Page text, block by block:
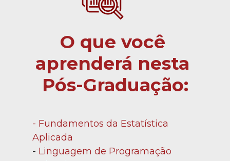
O que você
aprenderá nesta
Pós-Graduação:
- Fundamentos da Estatística
Aplicada
- Linguagem de Programação